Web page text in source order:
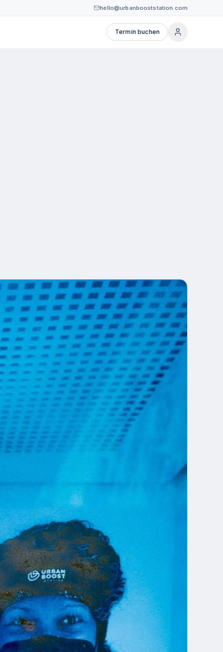
hello@urbanbooststation.com
Termin buchen